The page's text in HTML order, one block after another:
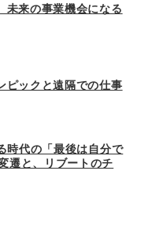
未来の事業機会になる
ックと遠隔での仕事
代の「最後は自分で
遷と、リブートのチ